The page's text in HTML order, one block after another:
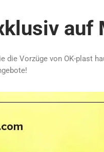
auf
die Vorzüge von OK-plast